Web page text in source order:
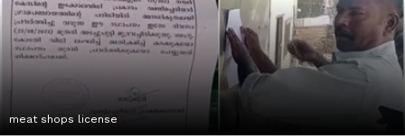
meat shops license